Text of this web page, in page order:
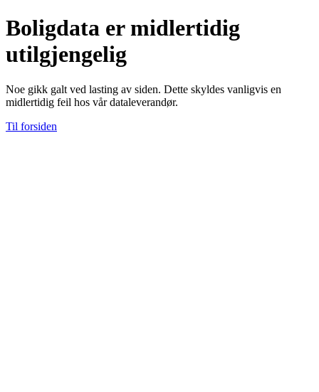
Boligdata er midlertidig
utilgjengelig
Noe gikk galt ved lasting av siden. Dette skyldes vanligvis en
midlertidig feil hos vår dataleverandør.
Til forsiden